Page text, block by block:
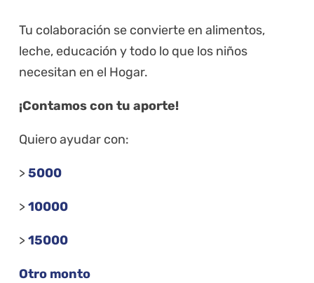
Tu colaboración se convierte en alimentos,
leche, educación y todo lo que los niños
necesitan en el Hogar.
¡Contamos con tu aporte!
Quiero ayudar con:
>5000
>10000
>15000
Otro monto